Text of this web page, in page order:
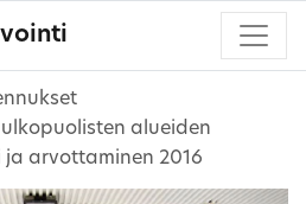
alueiden
ja arvottaminen 2016